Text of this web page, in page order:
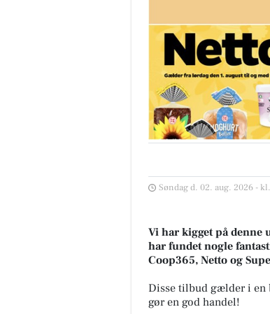
Søndag d. 02. aug. 2026 -
Vi har kigget på denne
har fundet nogle
Coop365, Netto og
Disse tilbud gælder i en
gør en god handel!